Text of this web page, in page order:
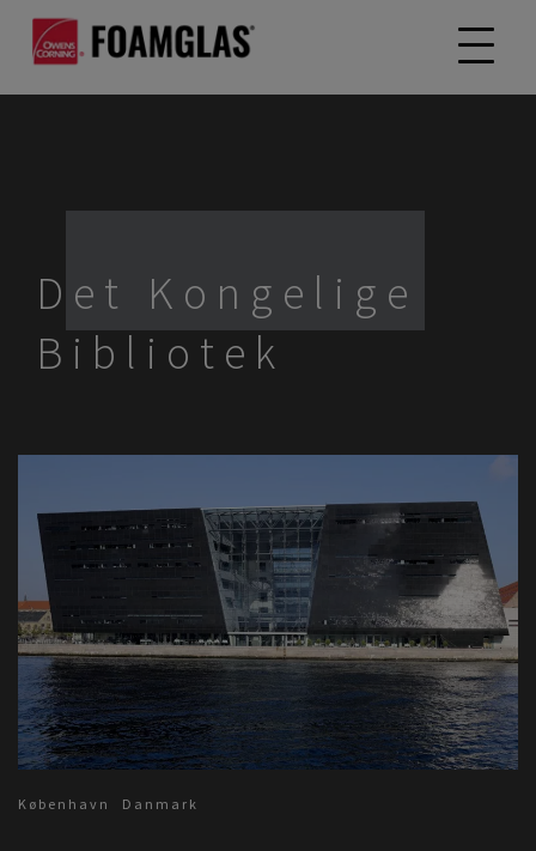
Det Kongelige
Bibliotek
København Danmark